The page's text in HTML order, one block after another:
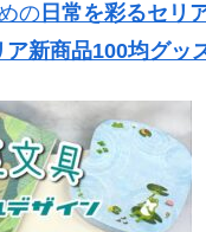
の 日常を彩るセリ
ア新商品100均グッ